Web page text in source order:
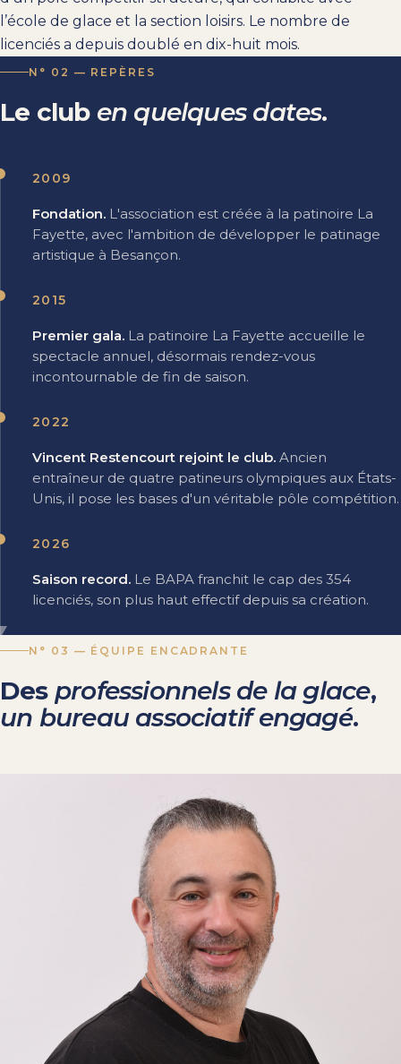
l’école de glace et la section loisirs. Le nombre de
licenciés a depuis doublé en dix-huit mois.
N° 02 — REPÈRES
Le club en quelques dates.
2009
Fondation. L'association est créée à la patinoire La
Fayette, avec l'ambition de développer le patinage
artistique à Besançon.
2015
Premier gala. La patinoire La Fayette accueille le
spectacle annuel, désormais rendez-vous
incontournable de fin de saison.
2022
Vincent Restencourt rejoint le club. Ancien
entraîneur de quatre patineurs olympiques aux États-
Unis, il pose les bases d'un véritable pôle compétition.
2026
Saison record. Le BAPA franchit le cap des 354
licenciés, son plus haut effectif depuis sa création.
N° 03 — ÉQUIPE ENCADRANTE
Des professionnels de la glace,
un bureau associatif engagé.